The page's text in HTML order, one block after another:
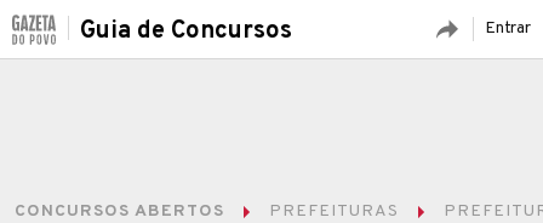
Entrar
Guia de Concursos
CONCURSOS ABERTOS PREFEITURAS